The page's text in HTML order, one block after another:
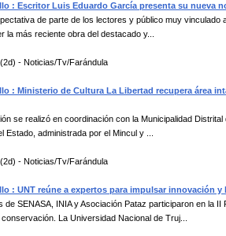
: Escritor Luis Eduardo García presenta su nueva
de parte de los lectores y público muy vinculado
la más reciente obra del destacado y...
- Noticias/Tv/Farándula
: Ministerio de Cultura La Libertad recupera área
se realizó en coordinación con la Municipalidad
Estado, administrada por el Mincul y ...
- Noticias/Tv/Farándula
: UNT reúne a expertos para impulsar innovación
de SENASA, INIA y Asociación Pataz participaron en la
La Universidad Nacional de Truj...